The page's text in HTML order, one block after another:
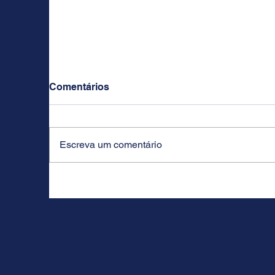
QUE PRECISO APOSTILAR
Comentários
Escreva um comentário